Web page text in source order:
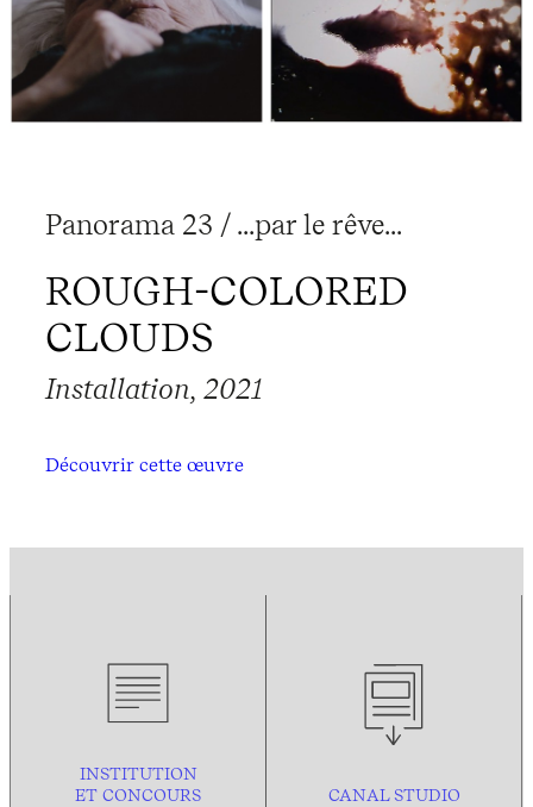
Panorama 23 / ...par le rêve...
ROUGH-COLORED
CLOUDS
Installation, 2021
Découvrir cette œuvre
INSTITUTION
ET CONCOURS
CANAL STUDIO